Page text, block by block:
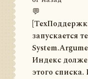
💬
запускается
Индекс
этого